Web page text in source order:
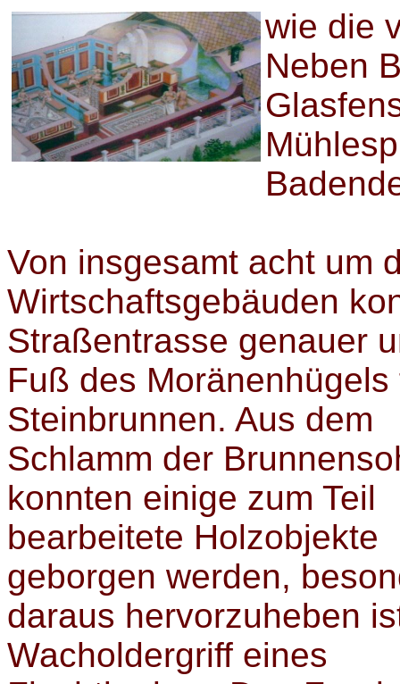
wie die
Neben
Von insgesamt acht um
Wirtschaftsgebäuden
Straßentrasse genauer
Fuß des
Steinbrunnen. Aus dem
Schlamm der
konnten einige zum Teil
bearbeitete Holzobjekte
geborgen werden,
daraus hervorzuheben
Wacholdergriff eines